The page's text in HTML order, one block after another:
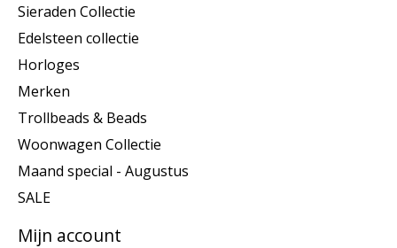
Sieraden Collectie
Edelsteen collectie
Horloges
Merken
Trollbeads & Beads
Woonwagen Collectie
Maand special - Augustus
SALE
Mijn account